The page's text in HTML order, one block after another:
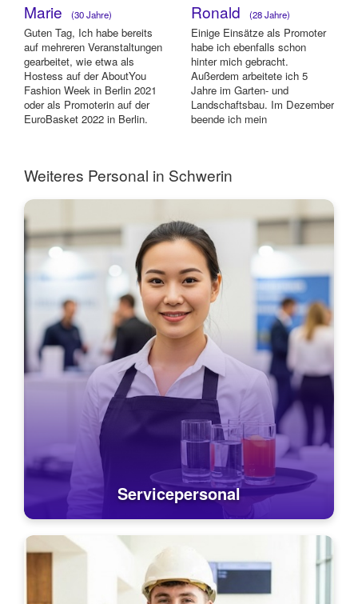
Marie (30 Jahre)
Guten Tag, Ich habe bereits
auf mehreren Veranstaltungen
gearbeitet, wie etwa als
Hostess auf der AboutYou
Fashion Week in Berlin 2021
oder als Promoterin auf der
EuroBasket 2022 in Berlin.
Ronald (28 Jahre)
Einige Einsätze als Promoter
habe ich ebenfalls schon
hinter mich gebracht.
Außerdem arbeitete ich 5
Jahre im Garten- und
Landschaftsbau. Im Dezember
beende ich mein
Weiteres Personal in Schwerin
Servicepersonal